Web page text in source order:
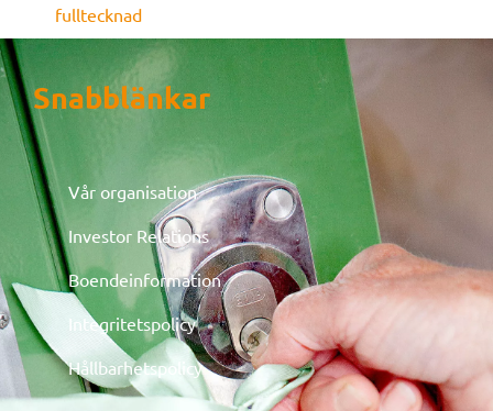
fulltecknad
Snabblänkar
Vår organisation
Investor Relations
Boendeinformation
Integritetspolicy
Hållbarhetspolicy